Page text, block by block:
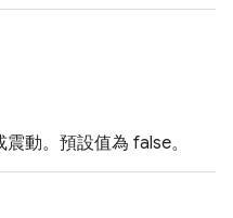
動。預設值為 false。